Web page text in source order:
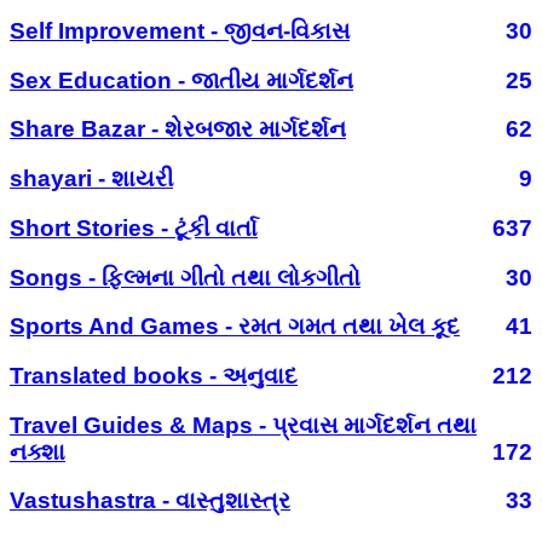
Self Improvement - જીવન-વિકાસ
30
Sex Education - જાતીય માર્ગદર્શન
25
Share Bazar - શેરબજાર માર્ગદર્શન
62
shayari - શાયરી
9
Short Stories - ટૂંકી વાર્તા
637
Songs - ફિલ્મના ગીતો તથા લોકગીતો
30
Sports And Games - રમત ગમત તથા ખેલ કૂદ
41
Translated books - અનુવાદ
212
Travel Guides & Maps - પ્રવાસ માર્ગદર્શન તથા
નક્શા
172
Vastushastra - વાસ્તુશાસ્ત્ર
33